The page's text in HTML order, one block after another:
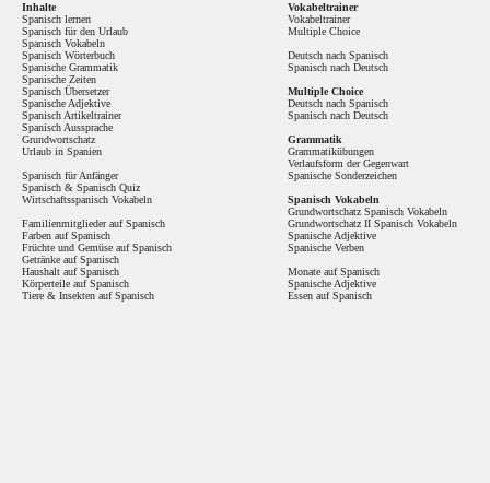
Inhalte
Spanisch lernen
Spanisch für den Urlaub
Spanisch Vokabeln
Spanisch Wörterbuch
Spanische Grammatik
Spanische Zeiten
Spanisch Übersetzer
Spanische Adjektive
Spanisch Artikeltrainer
Spanisch Aussprache
Grundwortschatz
Urlaub in Spanien
Spanisch für Anfänger
Spanisch & Spanisch Quiz
Wirtschaftsspanisch Vokabeln
Familienmitglieder auf Spanisch
Farben auf Spanisch
Früchte und Gemüse auf Spanisch
Getränke auf Spanisch
Haushalt auf Spanisch
Körperteile auf Spanisch
Tiere & Insekten auf Spanisch
Vokabeltrainer
Vokabeltrainer
Multiple Choice
Deutsch nach Spanisch
Spanisch nach Deutsch
Multiple Choice
Deutsch nach Spanisch
Spanisch nach Deutsch
Grammatik
Grammatikübungen
Verlaufsform der Gegenwart
Spanische Sonderzeichen
Spanisch Vokabeln
Grundwortschatz Spanisch Vokabeln
Grundwortschatz II Spanisch Vokabeln
Spanische Adjektive
Spanische Verben
Monate auf Spanisch
Spanische Adjektive
Essen auf Spanisch